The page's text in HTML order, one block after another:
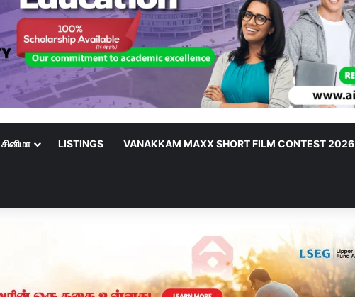
சினிமா LISTINGS VANAKKAM MAXX SHORT FILM CONTEST 2026